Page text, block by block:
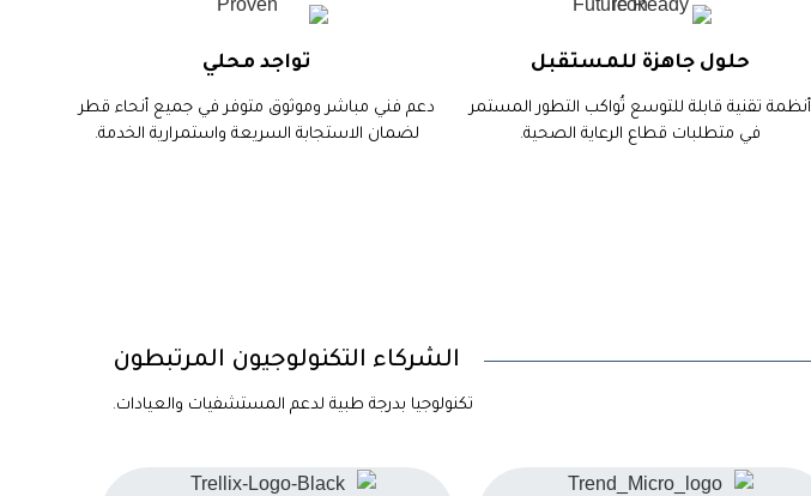
حلول جاهزة للمستقبل
أنظمة تقنية قابلة للتوسع تُواكب التطور المستمر
في متطلبات قطاع الرعاية الصحية.
تواجد محلي
دعم فني مباشر وموثوق متوفر في جميع أنحاء قطر
لضمان الاستجابة السريعة واستمرارية الخدمة.
الشركاء التكنولوجيون المرتبطون
تكنولوجيا بدرجة طبية لدعم المستشفيات والعيادات.